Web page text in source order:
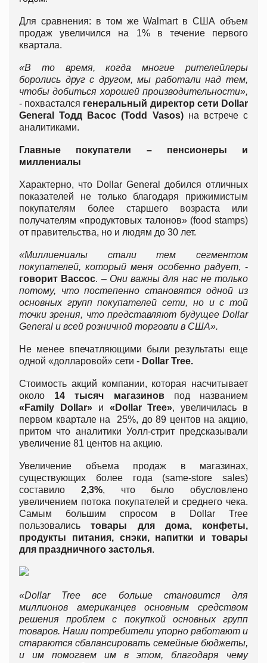
Для сравнения: в том же Walmart в США объем
продаж увеличился на 1% в течение первого
квартала.
«В то время, когда многие рителейлеры
боролись друг с другом, мы работали над тем,
чтобы добиться хорошей производительности»,
- похвастался генеральный директор сети Dollar
General Тодд Васос (Todd Vasos) на встрече с
аналитиками.
Главные покупатели – пенсионеры и
миллениалы
Характерно, что Dollar General добился отличных
показателей не только благодаря прижимистым
покупателям более старшего возраста или
получателям «продуктовых талонов» (food stamps)
от правительства, но и людям до 30 лет.
«Миллиениалы стали тем сегментом
покупателей, который меня особенно радует, -
говорит Вассос. – Они важны для нас не только
потому, что постепенно становятся одной из
основных групп покупателей сети, но и с той
точки зрения, что представляют будущее Dollar
General и всей розничной торговли в США».
Не менее впечатляющими были результаты еще
одной «долларовой» сети - Dollar Tree.
Стоимость акций компании, которая насчитывает
около 14 тысяч магазиновпод названием
«Family Dollar»и «Dollar Tree», увеличилась в
первом квартале на 25%, до 89 центов на акцию,
притом что аналитики Уолл-стрит предсказывали
увеличение 81 центов на акцию.
Увеличение объема продаж в магазинах,
существующих более года (same-store sales)
составило 2,3%, что было обусловлено
увеличением потока покупателей и среднего чека.
Самым большим спросом в Dollar Tree
пользовалисьтовары для дома, конфеты,
продукты питания, снэки, напитки и товары
для праздничного застолья.
«Dollar Tree все больше становится для
миллионов американцев основным средством
решения проблем с покупкой основных групп
товаров. Наши потребители упорно работают и
стараются сбалансировать семейные бюджеты,
и им помогаем им в этом, благодаря чему